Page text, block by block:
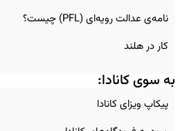
نامه‌ی عدالت رویه‌ای (PFL) چیست؟
کار در هلند
به سوی کانادا:
پیکاپ ویزای کانادا